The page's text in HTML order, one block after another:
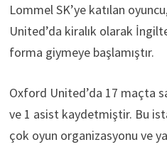
Lommel SK’ye katılan
United’da kiralık olarak
forma giymeye başlamıştır.
Oxford United’da 17 maçta
ve 1 asist kaydetmiştir. Bu
çok oyun organizasyonu ve